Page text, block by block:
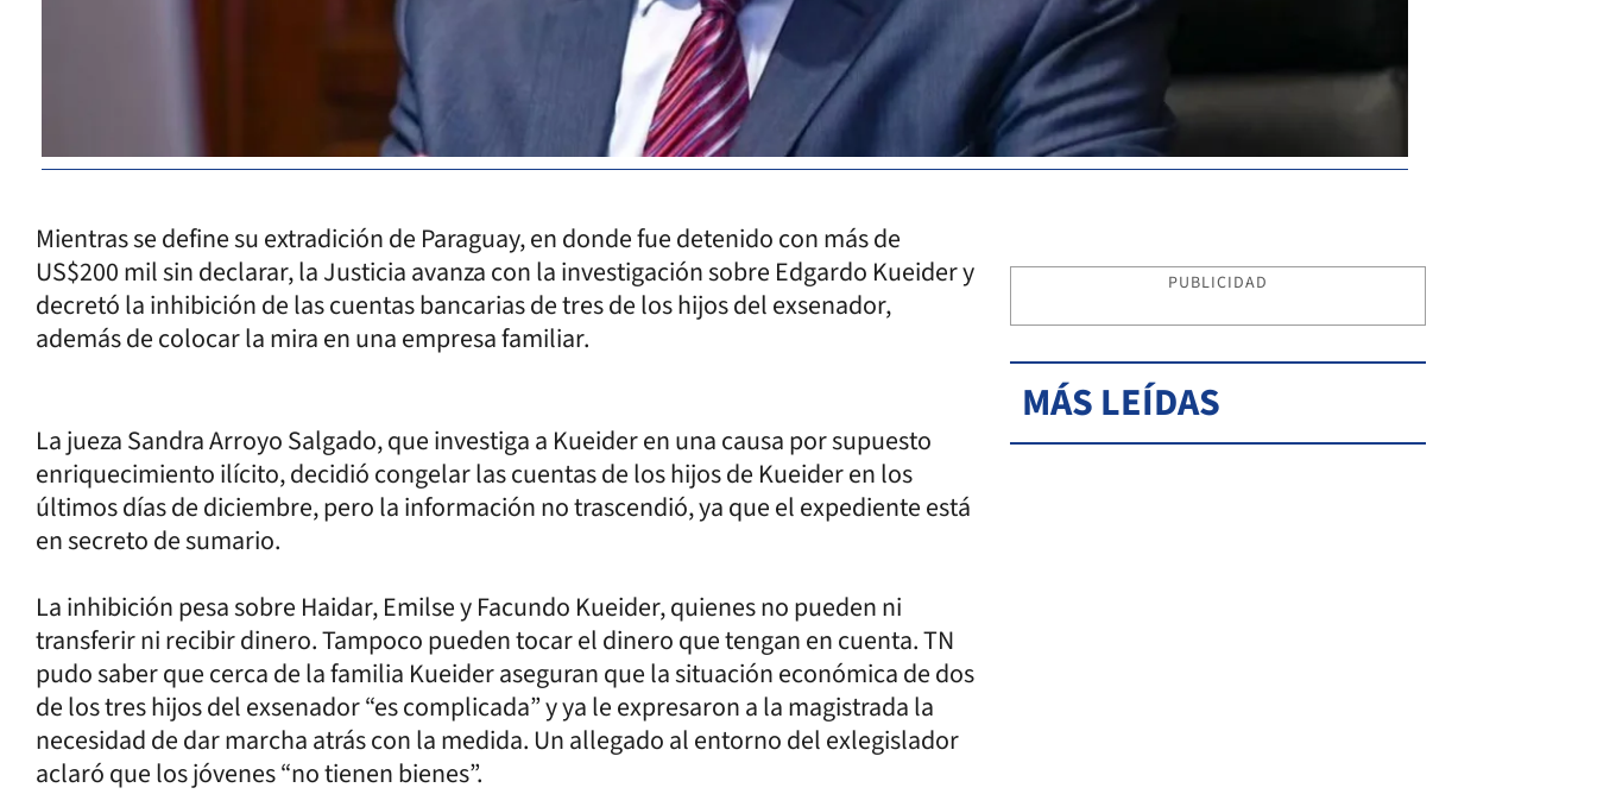
Mientras se define su extradición de Paraguay, en donde fue detenido con más de
US$200 mil sin declarar, la Justicia avanza con la investigación sobre Edgardo Kueider y
decretó la inhibición de las cuentas bancarias de tres de los hijos del exsenador,
además de colocar la mira en una empresa familiar.
La jueza Sandra Arroyo Salgado, que investiga a Kueider en una causa por supuesto
enriquecimiento ilícito, decidió congelar las cuentas de los hijos de Kueider en los
últimos días de diciembre, pero la información no trascendió, ya que el expediente está
en secreto de sumario.
La inhibición pesa sobre Haidar, Emilse y Facundo Kueider, quienes no pueden ni
transferir ni recibir dinero. Tampoco pueden tocar el dinero que tengan en cuenta. TN
pudo saber que cerca de la familia Kueider aseguran que la situación económica de dos
de los tres hijos del exsenador “es complicada” y ya le expresaron a la magistrada la
necesidad de dar marcha atrás con la medida. Un allegado al entorno del exlegislador
aclaró que los jóvenes “no tienen bienes”.
PUBLICIDAD
MÁS LEÍDAS